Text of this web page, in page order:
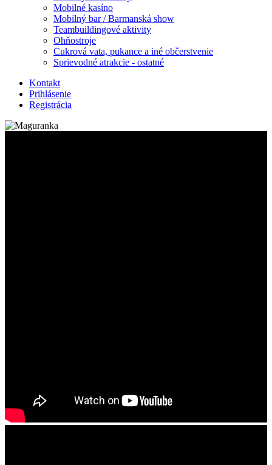
Mobilné kasíno
Mobilný bar / Barmanská show
Teambuildingové aktivity
Ohňostroje
Cukrová vata, pukance a iné občerstvenie
Sprievodné atrakcie - ostatné
Kontakt
Prihlásenie
Registrácia